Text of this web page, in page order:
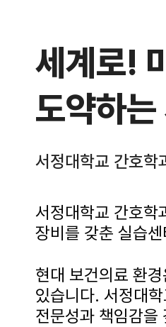
세계로!
도약하
서정대학교 간호학
서정대학교 간호
장비를 갖춘 실습
현대 보건의료 환
있습니다. 서정대
전문성과 책임감을